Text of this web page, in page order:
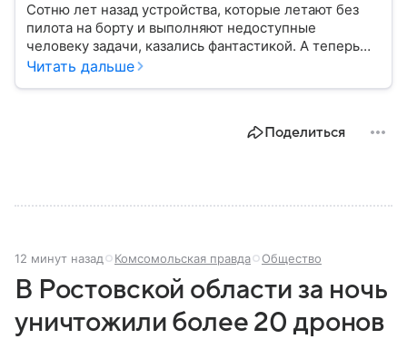
Сотню лет назад устройства, которые летают без
пилота на борту и выполняют недоступные
человеку задачи, казались фантастикой. А теперь
они стали реальностью: собрали главное о
Читать дальше
Поделиться
12 минут назад Комсомольская правда Общество
В Ростовской области за ночь
уничтожили более 20 дронов